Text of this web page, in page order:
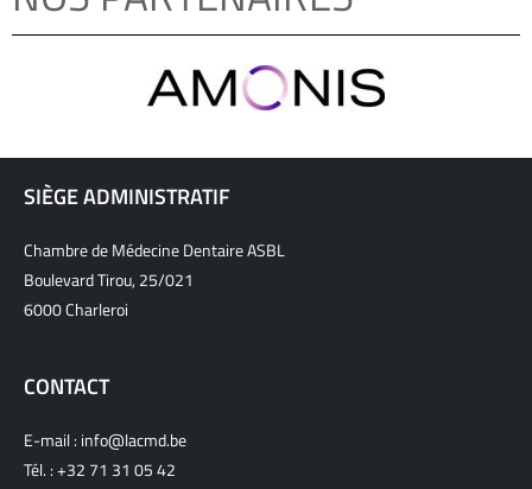
SIÈGE ADMINISTRATIF
Chambre de Médecine Dentaire ASBL
Boulevard Tirou, 25/021
6000 Charleroi
CONTACT
E-mail : info@lacmd.be
Tél. :+32 71 31 05 42